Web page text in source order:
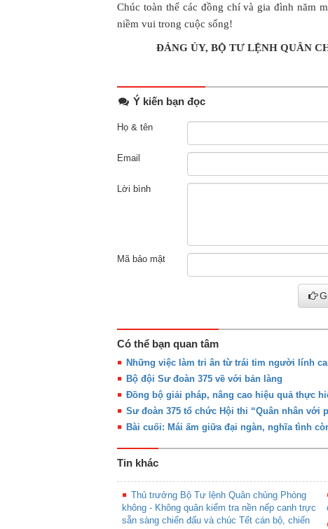
Chúc toàn thể các đồng chí và gia đình năm
niềm vui trong cuộc sống!
ĐẢNG ỦY, BỘ TƯ LỆNH QUÂN
Ý kiến bạn đọc
Họ & tên
Email
Lời bình
Mã bảo mật
Có thể bạn quan tâm
Những việc làm tri ân từ trái tim người lính
Bộ đội Sư đoàn 375 về với bản làng
Đồng bộ giải pháp, nâng cao hiệu quả thực
Sư đoàn 375 tổ chức Hội thi “Quân nhân với
Bài cuối: Mái ấm giữa đại ngàn, nghĩa tình
Tin khác
Thủ trưởng Bộ Tư lệnh Quân chủng Phòng
không - Không quân kiểm tra nền nếp canh trực
sẵn sàng chiến đấu và chúc Tết cán bộ, chiến